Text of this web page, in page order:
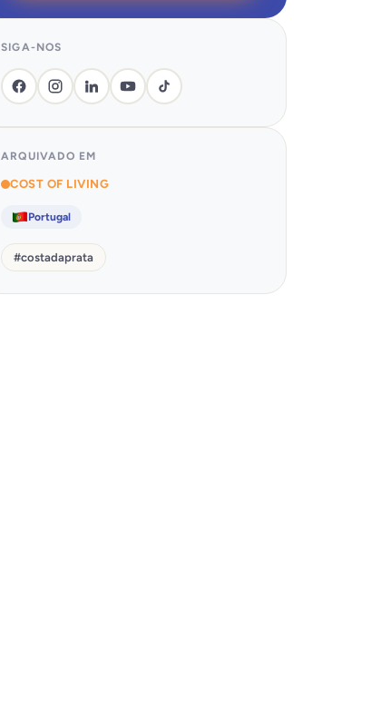
SIGA-NOS
ARQUIVADO EM
COST OF LIVING
Portugal
#costadaprata